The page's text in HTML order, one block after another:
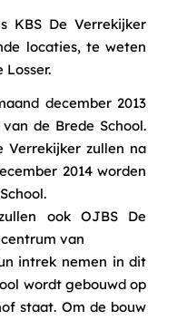
KBS De Verrekijker
locaties, te weten
december 2013
de Brede School.
Verrekijker zullen na
2014 worden
ook OJBS De
van
intrek nemen in dit
wordt gebouwd op
staat. Om de bouw